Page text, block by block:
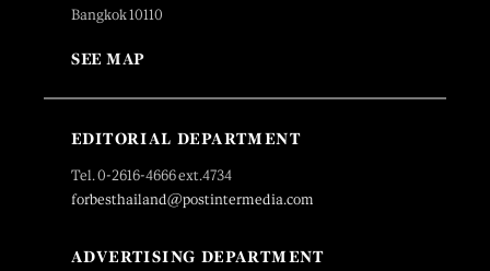
Bangkok 10110
SEE MAP
EDITORIAL DEPARTMENT
Tel. 0-2616-4666 ext.4734
forbesthailand@postintermedia.com
ADVERTISING DEPARTMENT